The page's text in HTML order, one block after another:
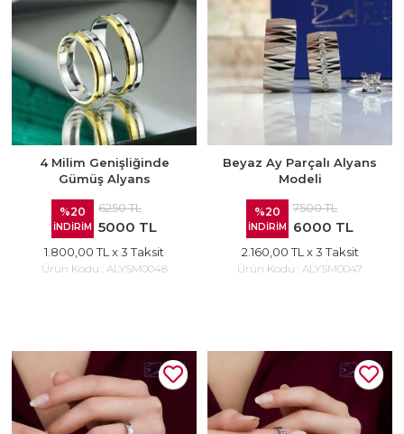
4 Milim Genişliğinde
Gümüş Alyans
%20
İNDİRİM
6250 TL
5000 TL
1.800,00 TL x 3 Taksit
Ürün Kodu : ALYSM0048
Beyaz Ay Parçalı Alyans
Modeli
%20
İNDİRİM
7500 TL
6000 TL
2.160,00 TL x 3 Taksit
Ürün Kodu : ALYSM0047